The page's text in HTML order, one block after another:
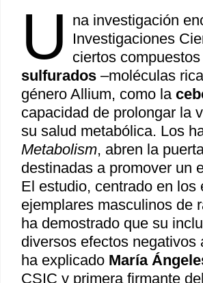
U na investigación
Investigaciones
ciertos
sulfurados –moléculas
género Allium, como la
capacidad de prolongar la
su salud metabólica. Los
Metabolism, abren la
destinadas a promover un
El estudio, centrado en
ejemplares masculinos de
ha demostrado que su
diversos efectos
ha explicado María
CSIC y primera firmante